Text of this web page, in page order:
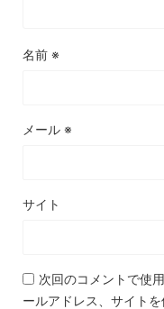
名前 ※
メール ※
サイト
次回のコメントで使
ールアドレス、サイトを